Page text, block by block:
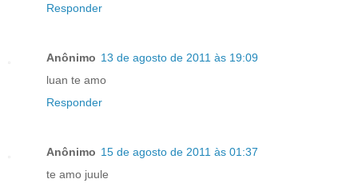
Responder
Anônimo 13 de agosto de 2011 às 19:09
luan te amo
Responder
Anônimo 15 de agosto de 2011 às 01:37
te amo juule